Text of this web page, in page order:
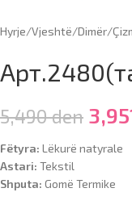
Hyrje/Vjeshtë/Dimër/
5,490den
Fëtyra: Lëkurë natyrale
Astari: Tekstil
Shputa: Gomë Termike